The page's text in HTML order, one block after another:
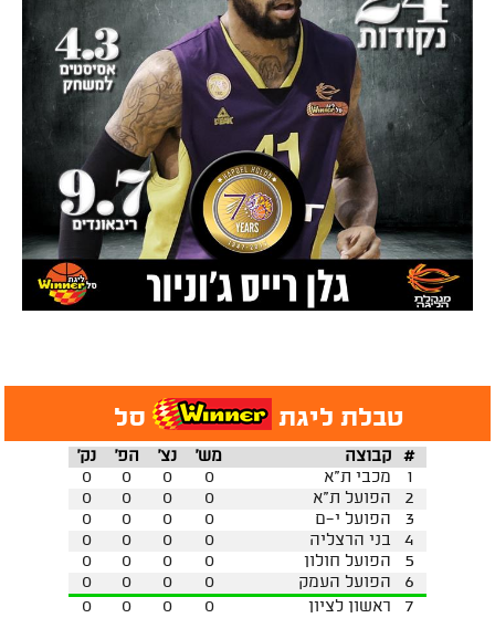
טבלת ליגת סל
נק' הפ' נצ' מש' קבוצה
#
0
0 0 0 מכבי ת"א
1
0
0 0 0 הפועל ת"א
2
0
0 0 0 הפועל י-ם
3
0
0 0 0 בני הרצליה
4
0
0 0 0 הפועל חולון
5
0
0 0 0 הפועל העמק
6
0
0 0 0 ראשון לציון
7